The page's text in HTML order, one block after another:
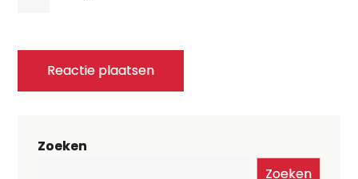
Zoeken
Zoeken